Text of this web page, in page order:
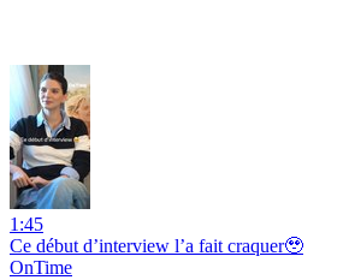
1:45
Ce début d’interview l’a fait craquer🥹
OnTime